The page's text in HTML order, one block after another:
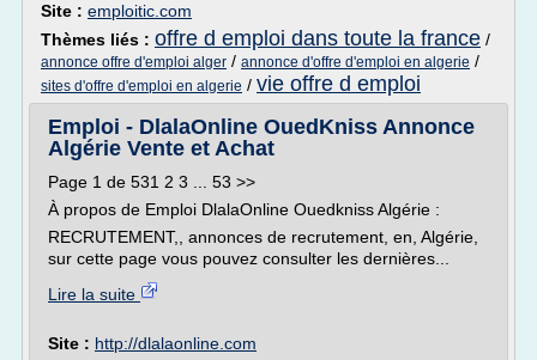
Site : emploitic.com
Thèmes liés : offre d emploi dans toute la france /
annonce offre d'emploi alger / annonce d'offre d'emploi en algerie /
sites d'offre d'emploi en algerie / vie offre d emploi
Emploi - DlalaOnline OuedKniss Annonce
Algérie Vente et Achat
Page 1 de 531 2 3 ... 53 >>
À propos de Emploi DlalaOnline Ouedkniss Algérie :
RECRUTEMENT,, annonces de recrutement, en, Algérie,
sur cette page vous pouvez consulter les dernières...
Lire la suite
Site : http://dlalaonline.com